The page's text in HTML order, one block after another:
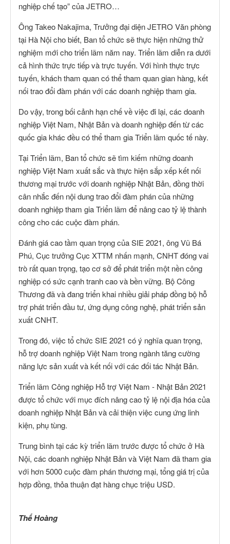
nghiệp chế tạo” của JETRO…
Ông Takeo Nakajima, Trưởng đại diện JETRO Văn phòng
tại Hà Nội cho biết, Ban tổ chức sẽ thực hiện những thử
nghiệm mới cho triển lãm năm nay. Triển lãm diễn ra dưới
cả hình thức trực tiếp và trực tuyến. Với hình thực trực
tuyến, khách tham quan có thể tham quan gian hàng, kết
nối trao đổi đàm phán với các doanh nghiệp tham gia.
Do vậy, trong bối cảnh hạn chế về việc đi lại, các doanh
nghiệp Việt Nam, Nhật Bản và doanh nghiệp đến từ các
quốc gia khác đều có thể tham gia Triển lãm quốc tế này.
Tại Triển lãm, Ban tổ chức sẽ tìm kiếm những doanh
nghiệp Việt Nam xuất sắc và thực hiện sắp xếp kết nối
thương mại trước với doanh nghiệp Nhật Bản, đồng thời
cân nhắc đến nội dung trao đổi đàm phán của những
doanh nghiệp tham gia Triển lãm để nâng cao tỷ lệ thành
công cho các cuộc đàm phán.
Đánh giá cao tầm quan trọng của SIE 2021, ông Vũ Bá
Phú, Cục trưởng Cục XTTM nhấn mạnh, CNHT đóng vai
trò rất quan trọng, tạo cơ sở để phát triển một nền công
nghiệp có sức cạnh tranh cao và bền vững. Bộ Công
Thương đã và đang triển khai nhiều giải pháp đồng bộ hỗ
trợ phát triển đầu tư, ứng dụng công nghệ, phát triển sản
xuất CNHT.
Trong đó, việc tổ chức SIE 2021 có ý nghĩa quan trọng,
hỗ trợ doanh nghiệp Việt Nam trong ngành tăng cường
năng lực sản xuất và kết nối với các đối tác Nhật Bản.
Triển lãm Công nghiệp Hỗ trợ Việt Nam - Nhật Bản 2021
được tổ chức với mục đích nâng cao tỷ lệ nội địa hóa của
doanh nghiệp Nhật Bản và cải thiện việc cung ứng linh
kiện, phụ tùng.
Trung bình tại các kỳ triển lãm trước được tổ chức ở Hà
Nội, các doanh nghiệp Nhật Bản và Việt Nam đã tham gia
với hơn 5000 cuộc đàm phán thương mại, tổng giá trị của
hợp đồng, thỏa thuận đạt hàng chục triệu USD.
Thế Hoàng